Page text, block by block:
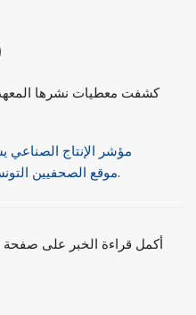
مؤشر الإنتاج الصناعي يسجل
موقع الصحفيين.
أكمل قراءة الخبر على صفحة